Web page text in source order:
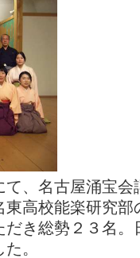
、名古屋涌宝
高校能楽研究部
き総勢２３名
。